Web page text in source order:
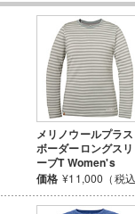
メリノウールプラス
ボーダーロングスリ
ーブT Women's
価格 ¥11,000（税込